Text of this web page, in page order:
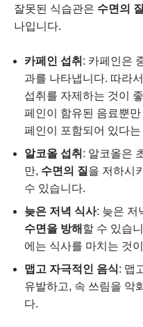
잘못된 식습관은 수면의 질
나입니다.
카페인 섭취 : 카페인은
과를 나타냅니다. 따라
섭취를 자제하는 것이
페인이 함유된 음료뿐
페인이 포함되어 있다
알코올 섭취 : 알코올은
만, 수면의 질 을 저하시
수 있습니다.
늦은 저녁 식사: 늦은 저
수면을 방해 할 수 있습
에는 식사를 마치는 것
맵고 자극적인 음식: 맵
유발하고, 속 쓰림을 악
다.